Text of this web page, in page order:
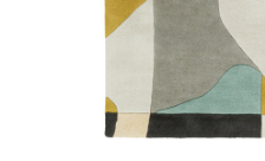
démonstrateurs
Luminaires
Miroirs